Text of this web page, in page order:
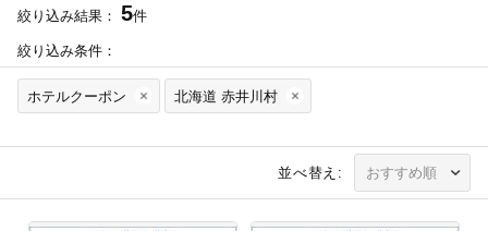
絞り込み結果： 5件
絞り込み条件：
ホテルクーポン 北海道 赤井川村
並べ替え: